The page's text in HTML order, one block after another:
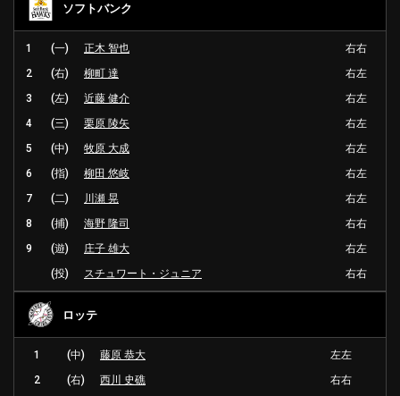
ソフトバンク
1 (一) 正木 智也
右右
2
(右) 柳町 達
右左
3
(左) 近藤 健介
右左
4
(三) 栗原 陵矢
右左
5
(中) 牧原 大成
右左
6
(指) 柳田 悠岐
右左
7
(二) 川瀬 晃
右左
8
(捕) 海野 隆司
右右
9
(遊) 庄子 雄大
右左
(投)
スチュワート・ジュニア 右右
ロッテ
1 (中) 藤原 恭大
左左
2
(右) 西川 史礁 右右